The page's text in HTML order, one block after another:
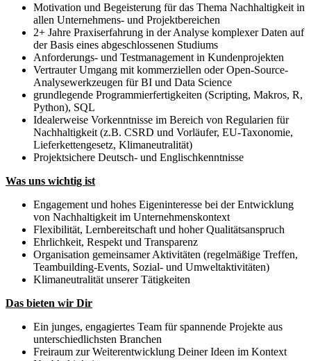
Motivation und Begeisterung für das Thema Nachhaltigkeit in
allen Unternehmens- und Projektbereichen
2+ Jahre Praxiserfahrung in der Analyse komplexer Daten auf
der Basis eines abgeschlossenen Studiums
Anforderungs- und Testmanagement in Kundenprojekten
Vertrauter Umgang mit kommerziellen oder Open-Source-
Analysewerkzeugen für BI und Data Science
grundlegende Programmierfertigkeiten (Scripting, Makros, R,
Python), SQL
Idealerweise Vorkenntnisse im Bereich von Regularien für
Nachhaltigkeit (z.B. CSRD und Vorläufer, EU-Taxonomie,
Lieferkettengesetz, Klimaneutralität)
Projektsichere Deutsch- und Englischkenntnisse
Was uns wichtig ist
Engagement und hohes Eigeninteresse bei der Entwicklung
von Nachhaltigkeit im Unternehmenskontext
Flexibilität, Lernbereitschaft und hoher Qualitätsanspruch
Ehrlichkeit, Respekt und Transparenz
Organisation gemeinsamer Aktivitäten (regelmäßige Treffen,
Teambuilding-Events, Sozial- und Umweltaktivitäten)
Klimaneutralität unserer Tätigkeiten
Das bieten wir Dir
Ein junges, engagiertes Team für spannende Projekte aus
unterschiedlichsten Branchen
Freiraum zur Weiterentwicklung Deiner Ideen im Kontext